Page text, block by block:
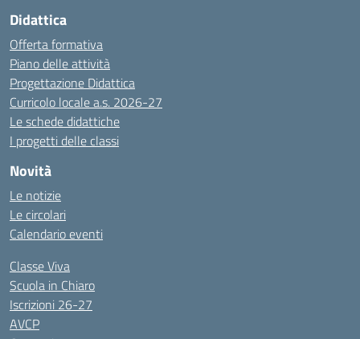
Didattica
Offerta formativa
Piano delle attività
Progettazione Didattica
Curricolo locale a.s. 2026-27
Le schede didattiche
I progetti delle classi
Novità
Le notizie
Le circolari
Calendario eventi
Classe Viva
Scuola in Chiaro
Iscrizioni 26-27
AVCP